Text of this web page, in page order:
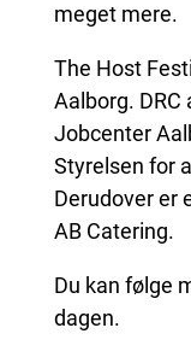
meget mere.
The Host
Aalborg.
Jobcenter
Styrelsen for
Derudover er
AB Catering.
Du kan følge
dagen.